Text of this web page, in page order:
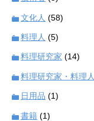
文化人 (58)
料理人 (5)
料理研究家 (14)
料理研究家・料理人
日用品 (1)
書籍 (1)